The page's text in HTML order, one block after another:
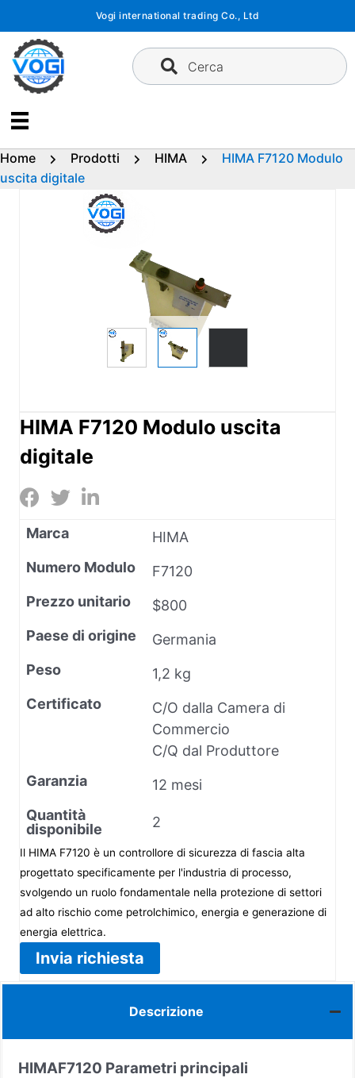
contenuto
Vogi international trading Co., Ltd
Cerca
Home Prodotti HIMA
HIMA F7120 Modulo
uscita digitale
HIMA F7120 Modulo uscita
digitale
Marca
HIMA
Numero Modulo
F7120
Prezzo unitario
$800
Paese di origine
Germania
Peso
1,2 kg
Certificato
C/O dalla Camera di
Commercio
C/Q dal Produttore
Garanzia
12 mesi
Quantità
disponibile
2
Il HIMA F7120 è un controllore di sicurezza di fascia alta
progettato specificamente per l'industria di processo,
svolgendo un ruolo fondamentale nella protezione di settori
ad alto rischio come petrolchimico, energia e generazione di
energia elettrica.
Invia richiesta
Descrizione
HIMAF7120 Parametri principali